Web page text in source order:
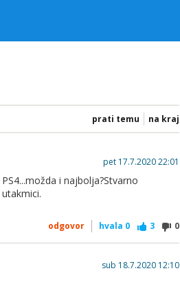
prati temu na kraj
pet 17.7.2020 22:01
i najbolja?Stvarno
odgovor hvala 0 3 0
sub 18.7.2020 12:10